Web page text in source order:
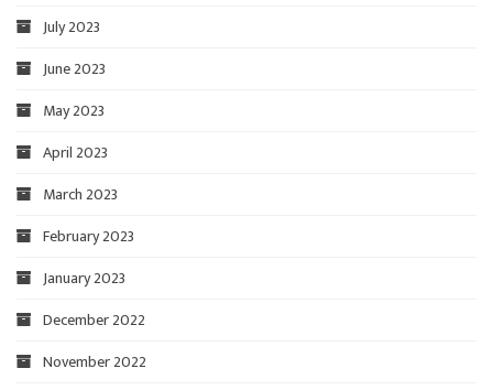
July 2023
June 2023
May 2023
April 2023
March 2023
February 2023
January 2023
December 2022
November 2022